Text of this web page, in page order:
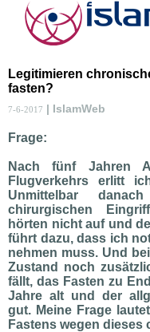
Legitimieren
fasten?
7-6-2017 | IslamWeb
Frage:
Nach fünf Jahren
Flugverkehrs erlitt
Unmittelbar
chirurgischen
hörten nicht auf und
führt dazu, dass ich
nehmen muss. Und
Zustand noch
fällt, das Fasten zu
Jahre alt und der
gut. Meine Frage
Fastens wegen